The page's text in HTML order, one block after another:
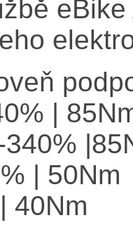
|
| 50Nm
40Nm